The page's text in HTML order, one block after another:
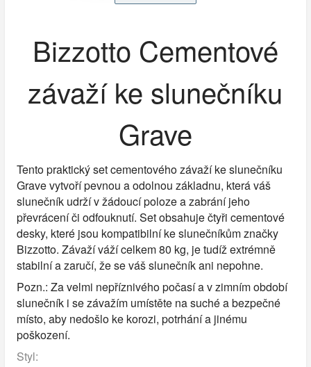
Bizzotto Cementové
závaží ke slunečníku
Grave
Tento praktický set cementového závaží ke slunečníku
Grave vytvoří pevnou a odolnou základnu, která váš
slunečník udrží v žádoucí poloze a zabrání jeho
převrácení či odfouknutí. Set obsahuje čtyři cementové
desky, které jsou kompatibilní ke slunečníkům značky
Bizzotto. Závaží váží celkem 80 kg, je tudíž extrémně
stabilní a zaručí, že se váš slunečník ani nepohne.
Pozn.: Za velmi nepříznivého počasí a v zimním období
slunečník i se závažím umístěte na suché a bezpečné
místo, aby nedošlo ke korozi, potrhání a jinému
poškození.
Styl: